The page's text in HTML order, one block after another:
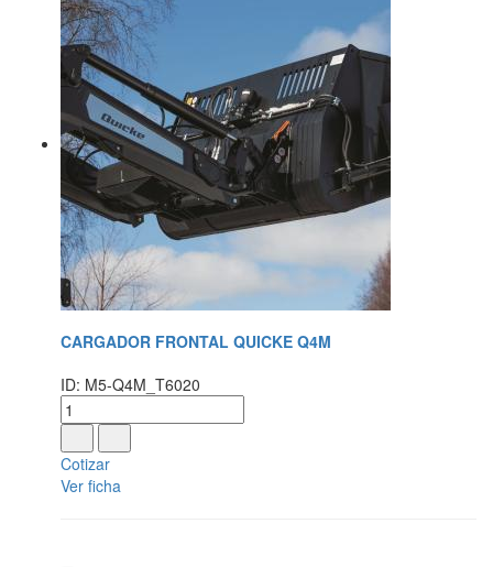
CARGADOR FRONTAL QUICKE Q4M
ID: M5-Q4M_T6020
Cotizar
Ver ficha